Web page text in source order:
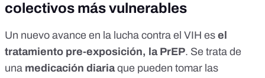
colectivos más vulnerables
Un nuevo avance en la lucha contra el VIH es el
tratamiento pre-exposición, la PrEP. Se trata de
una medicación diariaque pueden tomar las